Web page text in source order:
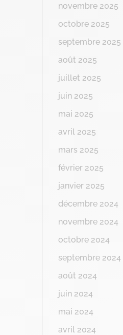
novembre 2025
octobre 2025
septembre 2025
août 2025
juillet 2025
juin 2025
mai 2025
avril 2025
mars 2025
février 2025
janvier 2025
décembre 2024
novembre 2024
octobre 2024
septembre 2024
août 2024
juin 2024
mai 2024
avril 2024